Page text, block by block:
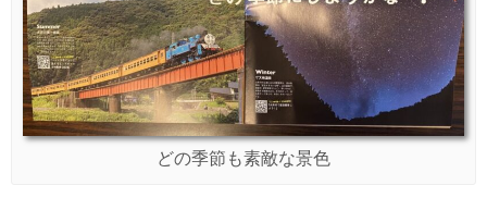
どの季節も素敵な景色